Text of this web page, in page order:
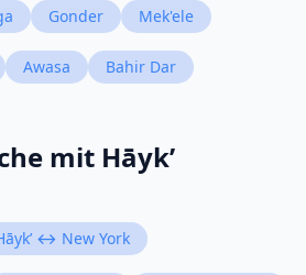
Gonder Mek'ele
Awasa Bahir Dar
mit Hāyk’
↔ New York